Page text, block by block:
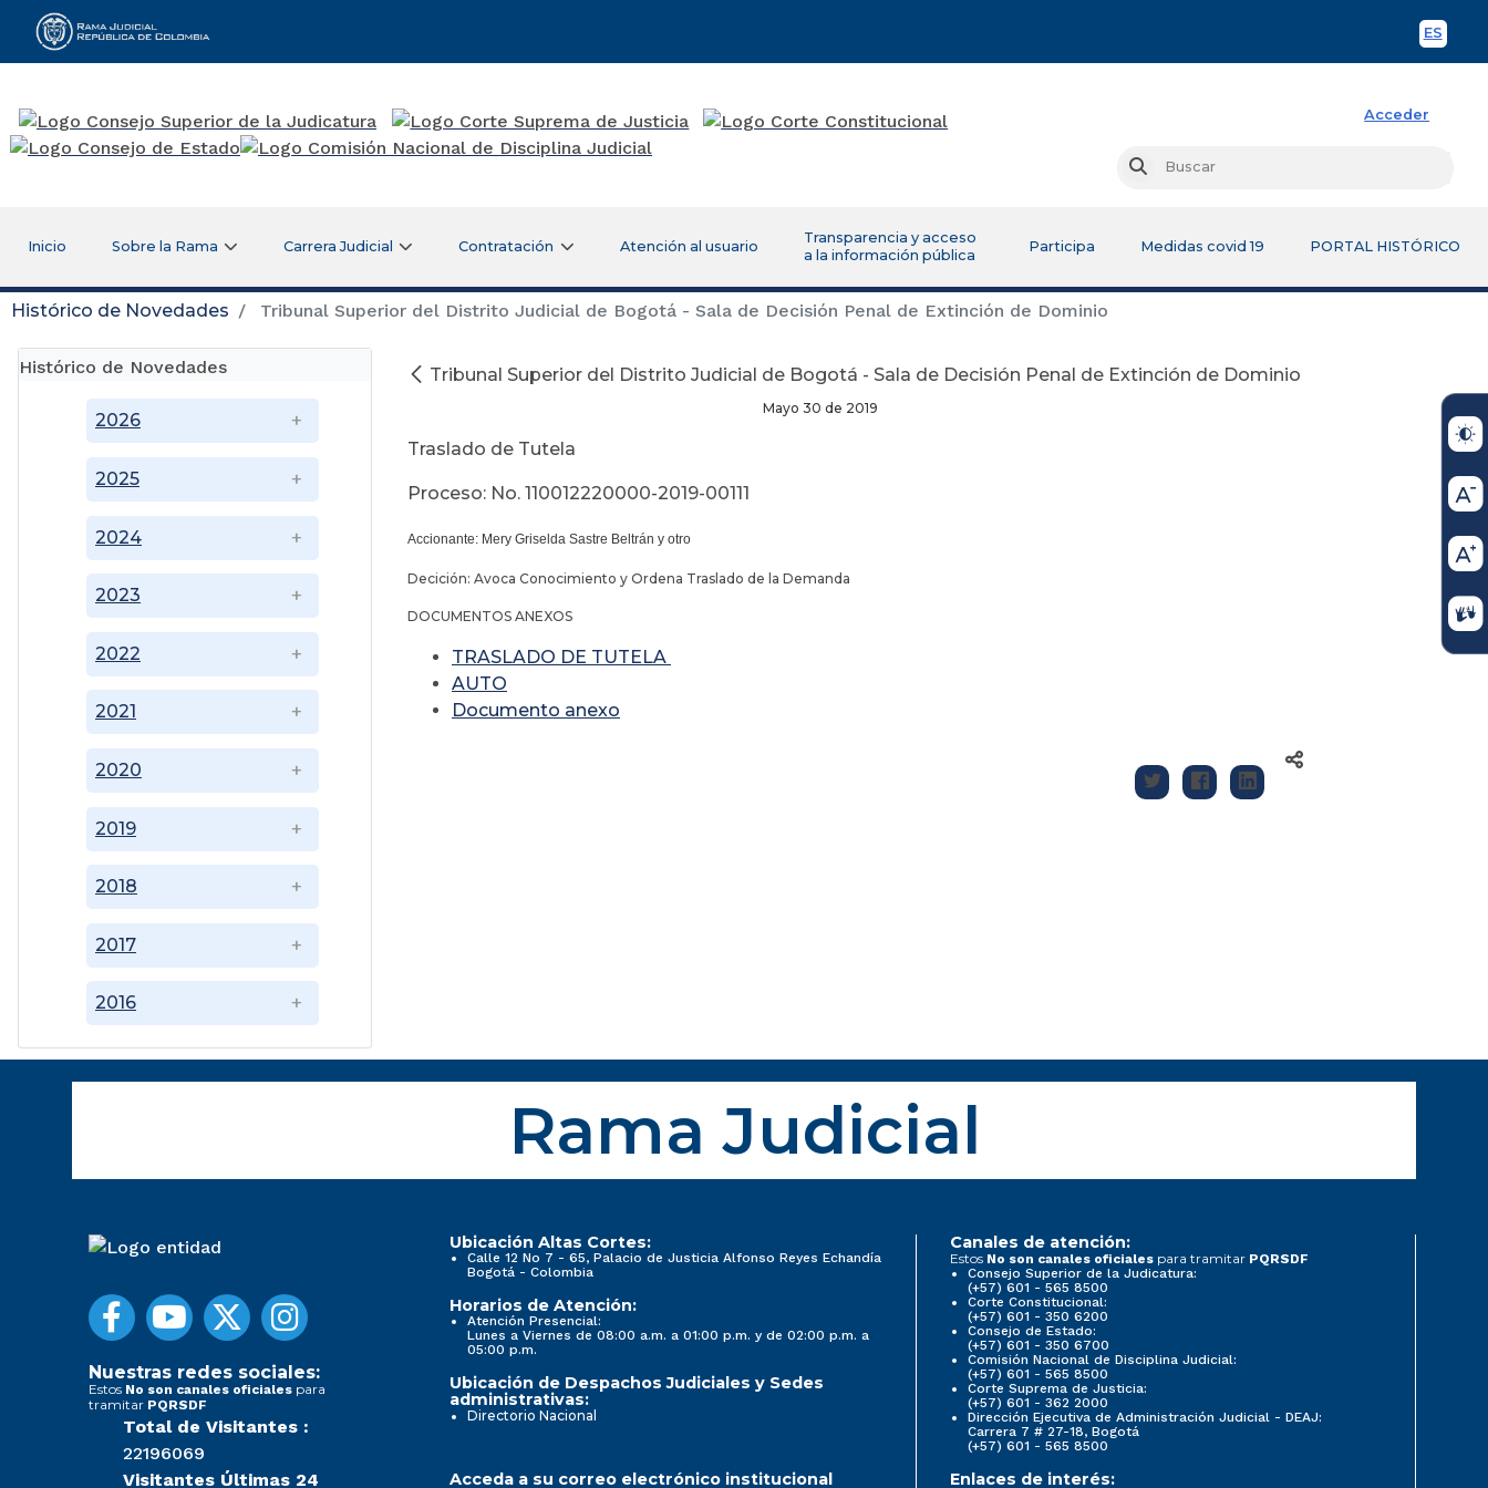
ES
Rama Judicial
Acceder
Buscar
Inicio Sobre la Rama Carrera Judicial Contratación Atención al usuario
Transparencia y acceso
a la información pública
Participa Medidas covid 19 PORTAL HISTÓRICO
Histórico de Novedades Tribunal Superior del Distrito Judicial de Bogotá - Sala de Decisión Penal de Extinción de Dominio
Histórico de Novedades
2016
2017
2018
2019
2020
2021
2022
2023
2024
2025
2026
Tribunal Superior del Distrito Judicial de Bogotá - Sala de Decisión Penal de Extinción de Dominio
Mayo 30 de 2019
Traslado de Tutela
Proceso: No. 110012220000-2019-00111
Accionante: Mery Griselda Sastre Beltrán y otro
Decición: Avoca Conocimiento y Ordena Traslado de la Demanda
DOCUMENTOS ANEXOS
TRASLADO DE TUTELA
AUTO
Documento anexo
Rama Judicial
Nuestras redes sociales:
Estos No son canales oficiales para
tramitar PQRSDF
Total de Visitantes :
22196069
Visitantes Últimas 24
Ubicación Altas Cortes:
Calle 12 No 7 - 65, Palacio de Justicia Alfonso Reyes Echandía
Bogotá - Colombia
Horarios de Atención:
Atención Presencial:
Lunes a Viernes de 08:00 a.m. a 01:00 p.m. y de 02:00 p.m. a
05:00 p.m.
Ubicación de Despachos Judiciales y Sedes
administrativas:
Directorio Nacional
Canales de atención:
Estos No son canales oficiales para tramitar PQRSDF
Consejo Superior de la Judicatura:
(+57) 601 - 565 8500
Corte Constitucional:
(+57) 601 - 350 6200
Consejo de Estado:
(+57) 601 - 350 6700
Comisión Nacional de Disciplina Judicial:
(+57) 601 - 565 8500
Corte Suprema de Justicia:
(+57) 601 - 362 2000
Dirección Ejecutiva de Administración Judicial - DEAJ:
Carrera 7 # 27-18, Bogotá
(+57) 601 - 565 8500
Acceda a su correo electrónico institucional Enlaces de interés: